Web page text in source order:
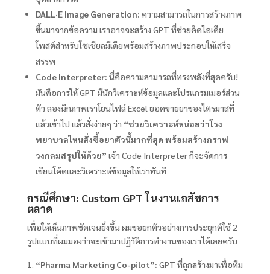
DALL·E Image Generation: ความสามารถในการสร้างภาพ
ขึ้นมาจากข้อความ เราอาจจะสร้าง GPT ที่ช่วยคิดไอเดีย
โพสต์สำหรับโซเชียลมีเดียพร้อมสร้างภาพประกอบให้เสร็จ
สรรพ
Code Interpreter: นี่คือความสามารถที่ทรงพลังที่สุดครับ!
มันคือการให้ GPT มีนักวิเคราะห์ข้อมูลและโปรแกรมเมอร์ส่วน
ตัว ลองนึกภาพเราโยนไฟล์ Excel ยอดขายยาของไตรมาสที่
แล้วเข้าไป แล้วสั่งง่ายๆ ว่า “ช่วยวิเคราะห์หน่อยว่าโรง
พยาบาลไหนสั่งซื้อยาตัวนี้มากที่สุด พร้อมสร้างกราฟ
วงกลมสรุปให้ด้วย” เจ้า Code Interpreter ก็จะจัดการ
เขียนโค้ดและวิเคราะห์ข้อมูลให้เราทันที
กรณีศึกษา: Custom GPT ในงานเภสัชการ
ตลาด
เพื่อให้เห็นภาพชัดเจนยิ่งขึ้น ผมขอยกตัวอย่างการประยุกต์ใช้ 2
รูปแบบที่ผมมองว่าจะเข้ามาปฏิวัติการทำงานของเราได้เลยครับ
“Pharma Marketing Co-pilot”: GPT ที่ถูกสร้างมาเพื่อทีม